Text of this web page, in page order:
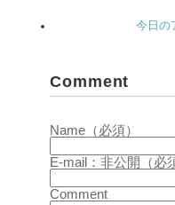
今日の
Comment
Name（必須）
E-mail：非公開（必
Comment